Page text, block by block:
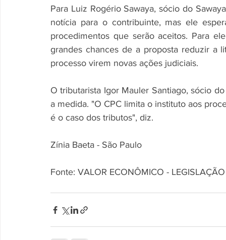
Para Luiz Rogério Sawaya, sócio do
notícia para o contribuinte, mas ele
procedimentos que serão aceitos. Para
grandes chances de a proposta reduzir a
processo virem novas ações judiciais.
O tributarista Igor Mauler Santiago, sócio
a medida. "O CPC limita o instituto aos
é o caso dos tributos", diz.
Zínia Baeta - São
Fonte: VALOR ECONÔMICO -